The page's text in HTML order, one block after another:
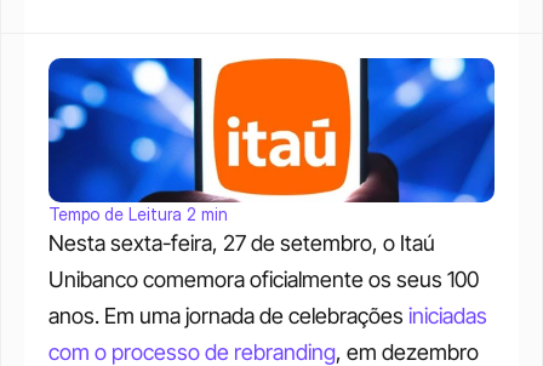
Nesta sexta-feira, 27 de setembro, o Itaú
Unibanco comemora oficialmente os seus 100
anos. Em uma jornada de celebrações iniciadas
com o processo de rebranding, em dezembro
Tempo de Leitura 2 min